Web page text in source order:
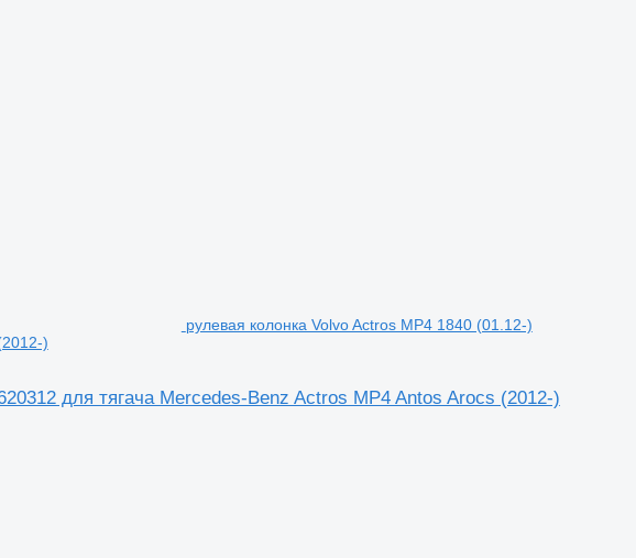
рулевая колонка Volvo Actros MP4 1840 (01.12-)
)
для тягача Mercedes-Benz Actros MP4 Antos Arocs (2012-)